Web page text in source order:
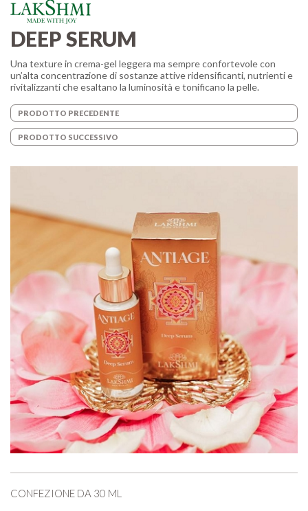
DEEP SERUM
Una texture in crema-gel leggera ma sempre confortevole con
un’alta concentrazione di sostanze attive ridensificanti, nutrienti e
rivitalizzanti che esaltano la luminosità e tonificano la pelle.
PRODOTTO PRECEDENTE
PRODOTTO SUCCESSIVO
CONFEZIONE DA 30 ML